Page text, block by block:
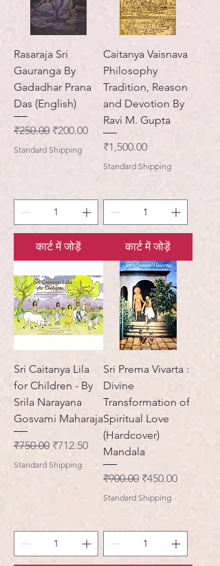
Rasaraja Sri
Gauranga By
Gadadhar Prana
Das (English)
नियमित मूल्य
₹250.00 बिक्री मूल्य
₹200.00
Standard Shipping
कार्ट में जोड़ें
Caitanya Vaisnava
Philosophy
Tradition, Reason
and Devotion By
Ravi M. Gupta
मूल्य
₹1,500.00
Standard Shipping
कार्ट में जोड़ें
Sri Caitanya Lila
for Children - By
Srila Narayana
Gosvami Maharaja
नियमित मूल्य
₹750.00 बिक्री मूल्य
₹712.50
Standard Shipping
Sri Prema Vivarta :
Divine
Transformation of
Spiritual Love
(Hardcover)
Mandala
नियमित मूल्य
₹900.00 बिक्री मूल्य
₹450.00
Standard Shipping